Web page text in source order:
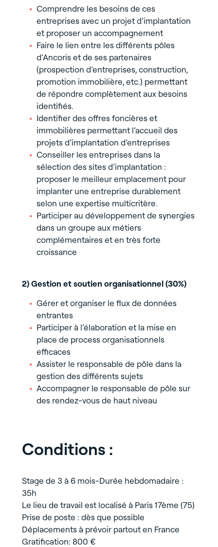
Comprendre les besoins de ces
entreprises avec un projet d’implantation
et proposer un accompagnement
Faire le lien entre les différents pôles
d’Ancoris et de ses partenaires
(prospection d’entreprises, construction,
promotion immobilière, etc.) permettant
de répondre complètement aux besoins
identifiés.
Identifier des offres foncières et
immobilières permettant l’accueil des
projets d’implantation d’entreprises
Conseiller les entreprises dans la
sélection des sites d’implantation :
proposer le meilleur emplacement pour
implanter une entreprise durablement
selon une expertise multicritère.
Participer au développement de synergies
dans un groupe aux métiers
complémentaires et en très forte
croissance
2) Gestion et soutien organisationnel (30%)
Gérer et organiser le flux de données
entrantes
Participer à l’élaboration et la mise en
place de process organisationnels
efficaces
Assister le responsable de pôle dans la
gestion des différents sujets
Accompagner le responsable de pôle sur
des rendez-vous de haut niveau
Conditions :
Stage de 3 à 6 mois-Durée hebdomadaire :
35h
Le lieu de travail est localisé à Paris 17ème (75)
Prise de poste : dès que possible
Déplacements à prévoir partout en France
Gratification: 800 €